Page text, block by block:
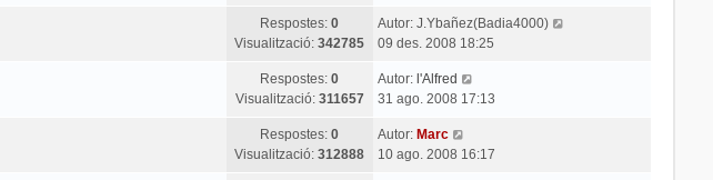
Respostes:0
Visualització:342785
Autor: J.Ybañez(Badia4000)
09 des. 2008 18:25
Respostes:0
Visualització: 311657
Autor: l'Alfred
31 ago. 2008 17:13
Respostes:0
Visualització:312888
Autor: Marc
10 ago. 2008 16:17